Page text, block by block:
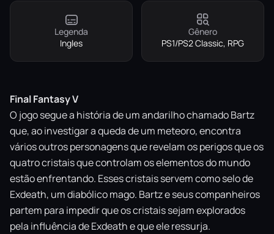
Legenda
Ingles
Gênero
PS1/PS2 Classic, RPG
Final Fantasy V
O jogo segue a história de um andarilho chamado Bartz
que, ao investigar a queda de um meteoro, encontra
vários outros personagens que revelam os perigos que os
quatro cristais que controlam os elementos do mundo
estão enfrentando. Esses cristais servem como selo de
Exdeath, um diabólico mago. Bartz e seus companheiros
partem para impedir que os cristais sejam explorados
pela influência de Exdeath e que ele ressurja.